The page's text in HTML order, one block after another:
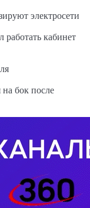
электросети
работать кабинет
бок после